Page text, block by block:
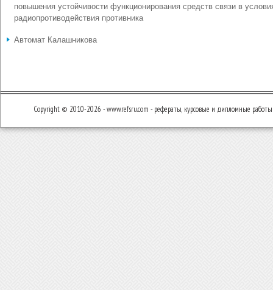
повышения устойчивости функционирования средств связи в
радиопротиводействия противника
Автомат Калашникова
Copyright © 2010-2026 - www.refsru.com - рефераты, курсовые и дипломные работы